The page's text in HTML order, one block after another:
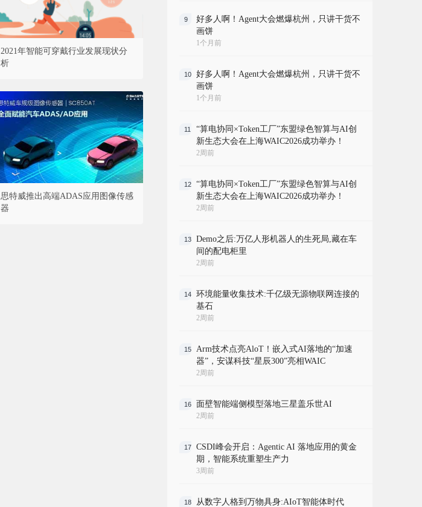
2021年智能可穿戴行业发展现状分
析
思特威推出高端ADAS应用图像传感
器
9
好多人啊！Agent大会燃爆杭州，只讲干货不
画饼
1个月前
10
好多人啊！Agent大会燃爆杭州，只讲干货不
画饼
1个月前
11
“算电协同×Token工厂”东盟绿色智算与AI创
新生态大会在上海WAIC2026成功举办！
2周前
12
“算电协同×Token工厂”东盟绿色智算与AI创
新生态大会在上海WAIC2026成功举办！
2周前
13
Demo之后:万亿人形机器人的生死局,藏在车
间的配电柜里
2周前
14
环境能量收集技术:千亿级无源物联网连接的
基石
2周前
15
Arm技术点亮AloT！嵌入式AI落地的“加速
器”，安谋科技“星辰300”亮相WAIC
2周前
16 面壁智能端侧模型落地三星盖乐世AI
2周前
17
CSDI峰会开启：Agentic AI 落地应用的黄金
期，智能系统重塑生产力
3周前
18
从数字人格到万物具身:AIoT智能体时代